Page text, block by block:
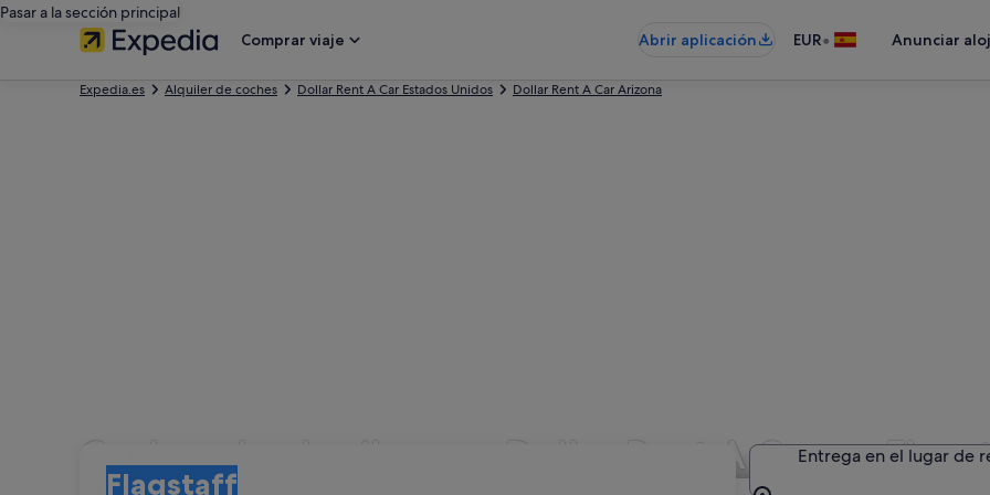
Pasar a la sección principal
Comprar viaje
Abrir aplicación EUR• Anunciar
Expedia.es Alquiler de coches Dollar Rent A Car Estados Unidos Dollar Rent A Car Arizona
Coches de alquiler con Dollar Rent A Car en
Flagstaff
Entrega en el lugar de